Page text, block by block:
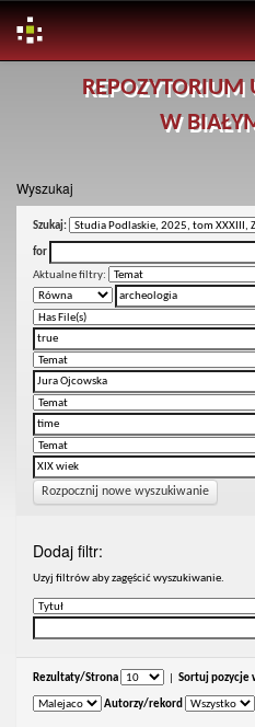
REPOZYTORIUM
W
Wyszukaj
Szukaj:
for
Aktualne filtry:
Rozpocznij nowe wyszukiwanie
Dodaj filtr:
Uzyj filtrów aby zagęścić wyszukiwanie.
Rezultaty/Strona Sortuj pozycje
Autorzy/rekord